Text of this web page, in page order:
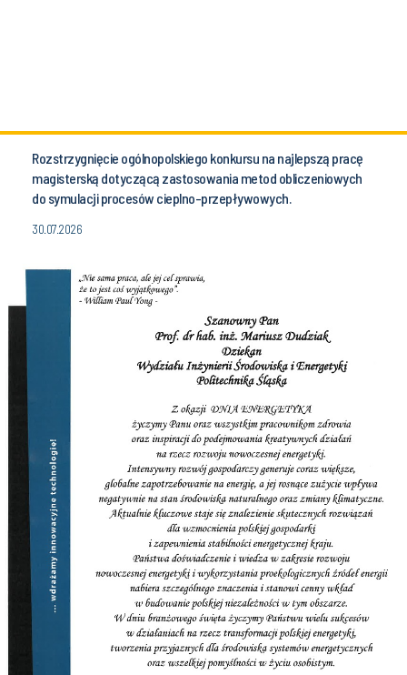
Rozstrzygnięcie ogólnopolskiego konkursu na najlepszą pracę
magisterską dotyczącą zastosowania metod obliczeniowych
do symulacji procesów cieplno-przepływowych.
30.07.2026